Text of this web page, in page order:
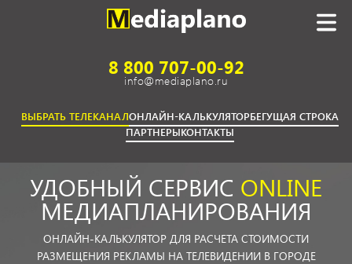
8 800 707-00-92
info@mediaplano.ru
УДОБНЫЙ СЕРВИС ONLINE
МЕДИАПЛАНИРОВАНИЯ
ОНЛАЙН-КАЛЬКУЛЯТОР ДЛЯ РАСЧЕТА СТОИМОСТИ
РАЗМЕЩЕНИЯ РЕКЛАМЫ НА ТЕЛЕВИДЕНИИ В ГОРОДЕ
ВЫБРАТЬ ТЕЛЕКАНАЛОНЛАЙН-КАЛЬКУЛЯТОРБЕГУЩАЯ СТРОКА
ПАРТНЕРЫКОНТАКТЫ